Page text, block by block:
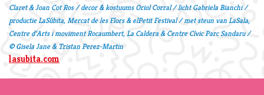
Claret & Joan Cot Ros / decor & kostuums Oriol Corral / licht Gabriela Bianchi /
productie LaSúbita, Mercat de les Flors & elPetit Festival / met steun van LaSala,
Centre d’Arts i moviment Rocaumbert, La Caldera & Centre Cívic Parc Sandaru /
© Gisela Jane & Tristan Perez-Martin
lasubita.com